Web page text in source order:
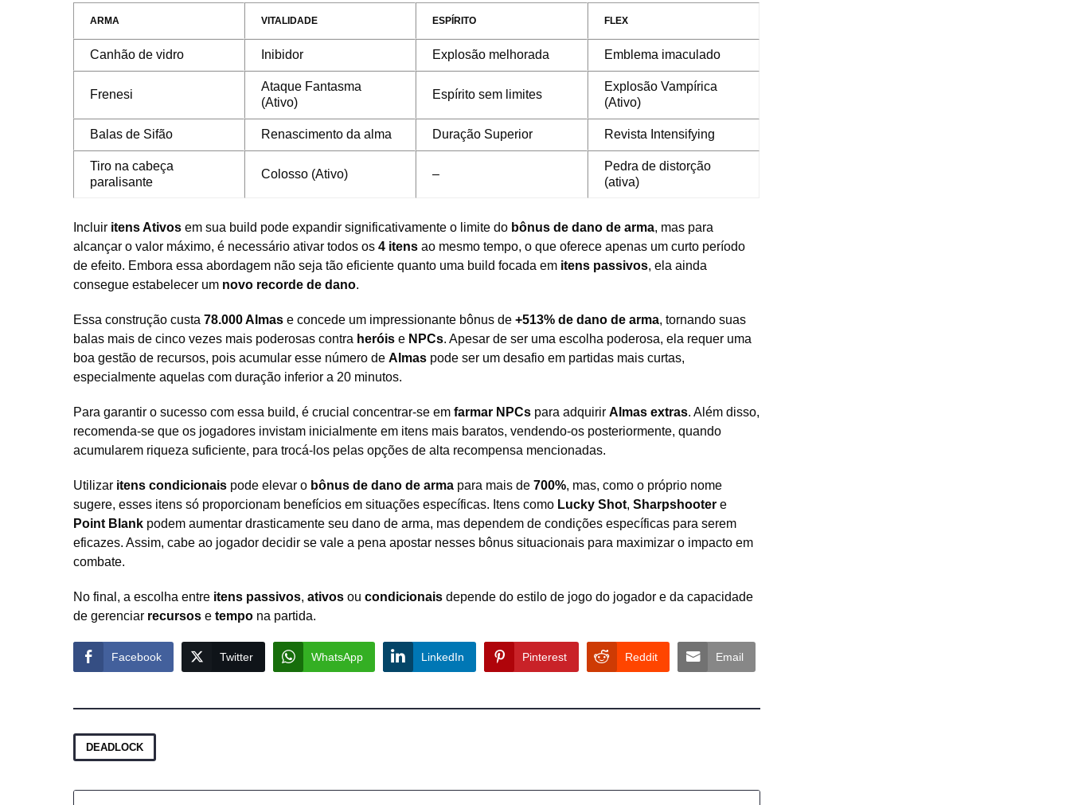
ARMA VITALIDADE ESPÍRITO FLEX
Canhão de vidro Inibidor Explosão melhorada Emblema imaculado
Frenesi
Ataque Fantasma
(Ativo)
Espírito sem limites
Explosão Vampírica
(Ativo)
Balas de Sifão Renascimento da alma Duração Superior Revista Intensifying
Tiro na cabeça
paralisante
Colosso (Ativo) –
Pedra de distorção
(ativa)
Incluir itens Ativos em sua build pode expandir significativamente o limite do bônus de dano de arma, mas para
alcançar o valor máximo, é necessário ativar todos os 4 itens ao mesmo tempo, o que oferece apenas um curto período
de efeito. Embora essa abordagem não seja tão eficiente quanto uma build focada em itens passivos, ela ainda
consegue estabelecer um novo recorde de dano.
Essa construção custa 78.000 Almas e concede um impressionante bônus de +513% de dano de arma, tornando suas
balas mais de cinco vezes mais poderosas contra heróis e NPCs. Apesar de ser uma escolha poderosa, ela requer uma
boa gestão de recursos, pois acumular esse número de Almas pode ser um desafio em partidas mais curtas,
especialmente aquelas com duração inferior a 20 minutos.
Para garantir o sucesso com essa build, é crucial concentrar-se em farmar NPCs para adquirir Almas extras. Além disso,
recomenda-se que os jogadores invistam inicialmente em itens mais baratos, vendendo-os posteriormente, quando
acumularem riqueza suficiente, para trocá-los pelas opções de alta recompensa mencionadas.
Utilizar itens condicionais pode elevar o bônus de dano de arma para mais de 700%, mas, como o próprio nome
sugere, esses itens só proporcionam benefícios em situações específicas. Itens como Lucky Shot, Sharpshooter e
Point Blank podem aumentar drasticamente seu dano de arma, mas dependem de condições específicas para serem
eficazes. Assim, cabe ao jogador decidir se vale a pena apostar nesses bônus situacionais para maximizar o impacto em
combate.
No final, a escolha entre itens passivos, ativos ou condicionais depende do estilo de jogo do jogador e da capacidade
de gerenciar recursos e tempo na partida.
Facebook Twitter WhatsApp LinkedIn Pinterest Reddit Email
DEADLOCK